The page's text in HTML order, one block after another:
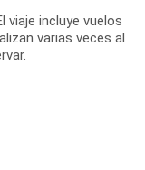
incluye vuelos
varias veces al